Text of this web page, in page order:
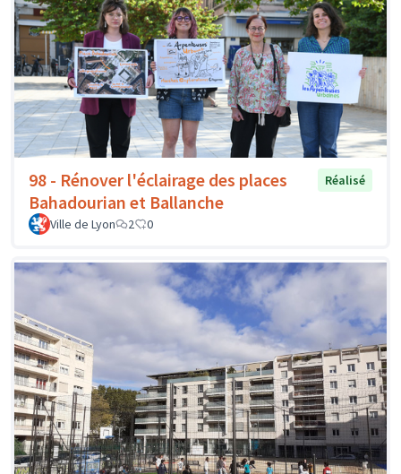
98 - Rénover l'éclairage des places
Bahadourian et Ballanche
Réalisé
Ville de Lyon 2 0